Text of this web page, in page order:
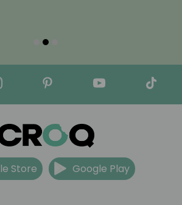
Store Google Play